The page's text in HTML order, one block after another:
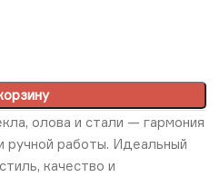
олова и стали — гармония
ручной работы. Идеальный
качество и